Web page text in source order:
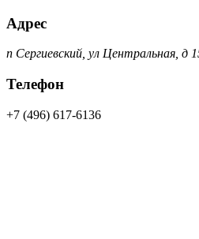
Адрес
п Сергиевский, ул Центральная, д
Телефон
+7 (496) 617-6136